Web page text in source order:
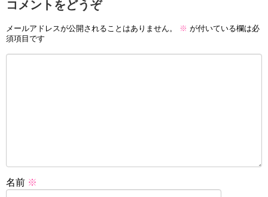
コメントをどうぞ
メールアドレスが公開されることはありません。 ※ が付いている欄は必
須項目です
名前 ※